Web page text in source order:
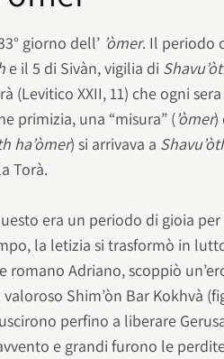
giorno dell’ ’òmer. Il periodo
e il 5 di Sivàn, vigilia di
(Levitico XXII, 11) che ogni
primizia, una “misura” (’òmer)
ha’òmer) si arrivava a
Torà.
era un periodo di gioia
la letizia si trasformò in
romano Adriano, scoppiò
Shim’òn Bar Kokhvà
perfino a liberare
e grandi furono le